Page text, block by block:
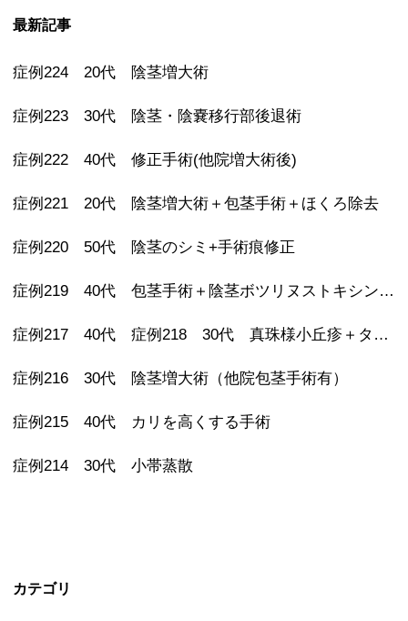
最新記事
症例224 20代 陰茎増大術
症例223 30代 陰茎・陰嚢移行部後退術
症例222 40代 修正手術(他院増大術後)
症例221 20代 陰茎増大術＋包茎手術＋ほくろ除去
症例220 50代 陰茎のシミ+手術痕修正
症例219 40代 包茎手術＋陰茎ボツリヌストキシン注射 その後亀頭ヒアルロン酸注射
症例217 40代 症例218 30代 真珠様小丘疹＋タイソン腺除去
症例216 30代 陰茎増大術（他院包茎手術有）
症例215 40代 カリを高くする手術
症例214 30代 小帯蒸散
カテゴリ